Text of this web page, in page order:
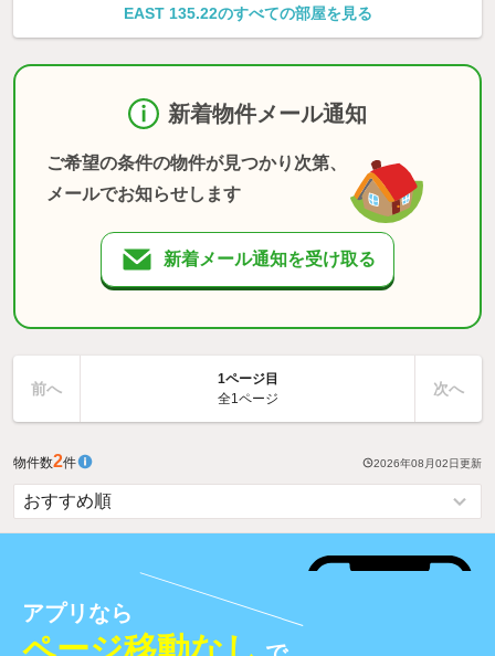
EAST 135.22のすべての部屋を見る
新着物件メール通知
ご希望の条件の物件が見つかり次第、
メールでお知らせします
新着メール通知を受け取る
前へ
1ページ目
全1ページ
次へ
物件数2件 2026年08月02日更新
アプリなら